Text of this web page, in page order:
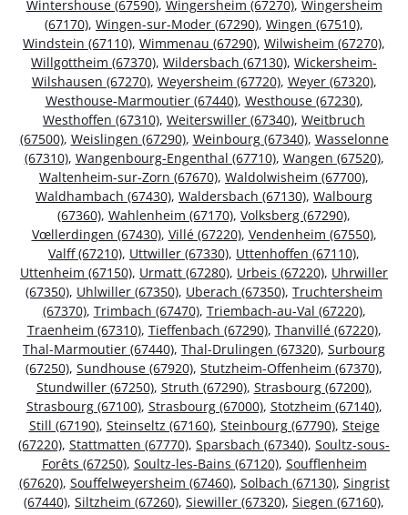
Wintershouse (67590), Wingersheim (67270), Wingersheim
(67170), Wingen-sur-Moder (67290), Wingen (67510),
Windstein (67110), Wimmenau (67290), Wilwisheim (67270),
Willgottheim (67370), Wildersbach (67130), Wickersheim-
Wilshausen (67270), Weyersheim (67720), Weyer (67320),
Westhouse-Marmoutier (67440), Westhouse (67230),
Westhoffen (67310), Weiterswiller (67340), Weitbruch
(67500), Weislingen (67290), Weinbourg (67340), Wasselonne
(67310), Wangenbourg-Engenthal (67710), Wangen (67520),
Waltenheim-sur-Zorn (67670), Waldolwisheim (67700),
Waldhambach (67430), Waldersbach (67130), Walbourg
(67360), Wahlenheim (67170), Volksberg (67290),
Vœllerdingen (67430), Villé (67220), Vendenheim (67550),
Valff (67210), Uttwiller (67330), Uttenhoffen (67110),
Uttenheim (67150), Urmatt (67280), Urbeis (67220), Uhrwiller
(67350), Uhlwiller (67350), Uberach (67350), Truchtersheim
(67370), Trimbach (67470), Triembach-au-Val (67220),
Traenheim (67310), Tieffenbach (67290), Thanvillé (67220),
Thal-Marmoutier (67440), Thal-Drulingen (67320), Surbourg
(67250), Sundhouse (67920), Stutzheim-Offenheim (67370),
Stundwiller (67250), Struth (67290), Strasbourg (67200),
Strasbourg (67100), Strasbourg (67000), Stotzheim (67140),
Still (67190), Steinseltz (67160), Steinbourg (67790), Steige
(67220), Stattmatten (67770), Sparsbach (67340), Soultz-sous-
Forêts (67250), Soultz-les-Bains (67120), Soufflenheim
(67620), Souffelweyersheim (67460), Solbach (67130), Singrist
(67440), Siltzheim (67260), Siewiller (67320), Siegen (67160),